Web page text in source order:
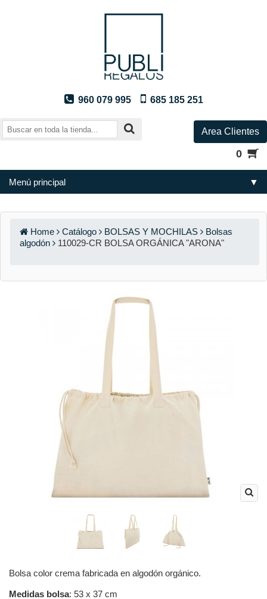
960 079 995 685 185 251
Area Clientes
0
Menú principal ▼
Home Catálogo BOLSAS Y MOCHILAS
Bolsas
algodón
110029-CR BOLSA ORGÁNICA "ARONA"
Bolsa color crema fabricada en algodón orgánico.
Medidas bolsa: 53 x 37 cm